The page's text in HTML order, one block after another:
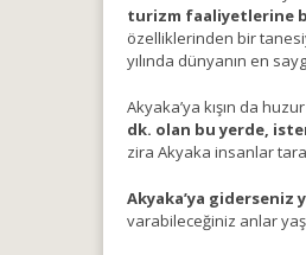
turizm faaliyetlerine
özelliklerinden bir
yılında dünyanın en
Akyaka’ya kışın da
dk. olan bu yerde,
zira Akyaka insanlar
Akyaka’ya giderseniz
varabileceğiniz anlar